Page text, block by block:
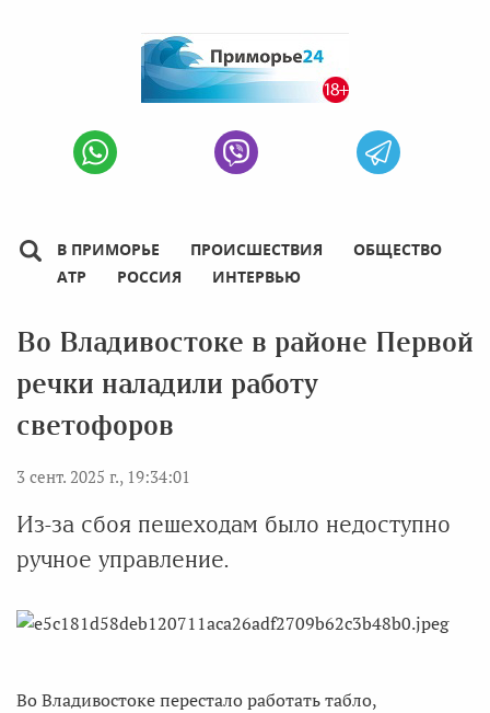
В ПРИМОРЬЕ ПРОИСШЕСТВИЯ
ОБЩЕСТВО
АТР
РОССИЯ ИНТЕРВЬЮ
Во Владивостоке в районе Первой
речки наладили работу
светофоров
3 сент. 2025 г., 19:34:01
Из-за сбоя пешеходам было недоступно
ручное управление.
Во Владивостоке перестало работать табло,